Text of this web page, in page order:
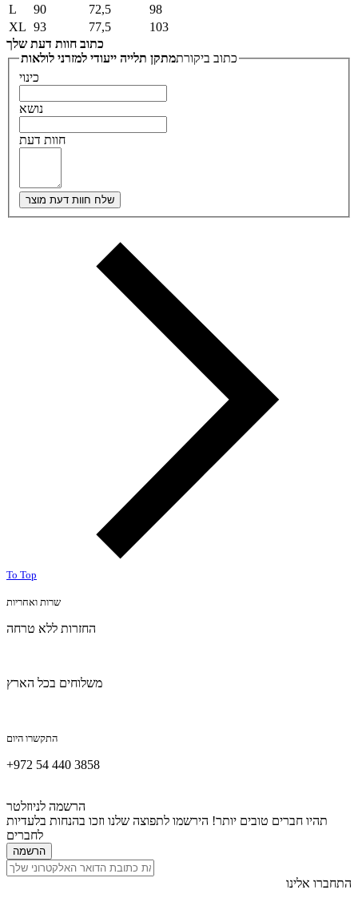
L
90 72,5
98
XL 93 77,5
103
כתוב חוות דעת שלך
כתוב ביקורתמתקן תלייה ייעודי למזרני לולאות
כינוי
נושא
חוות דעת
שלח חוות דעת מוצר
To Top
שרות ואחריות
החזרות ללא טרחה
משלוחים בכל הארץ
התקשרו היום
+972 54 440 3858
הרשמה לניוזלטר
תהיו חברים טובים יותר! הירשמו לתפוצה שלנו וזכו בהנחות בלעדיות
לחברים
הרשמה
התחברו אלינו